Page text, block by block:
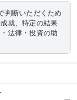
判断いただくため
就、特定の結果
法律・投資の助